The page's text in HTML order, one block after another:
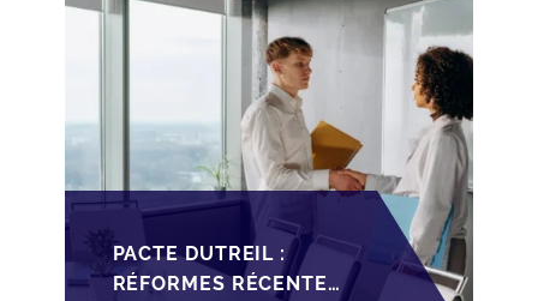
PACTE DUTREIL :
RÉFORMES RÉCENTES